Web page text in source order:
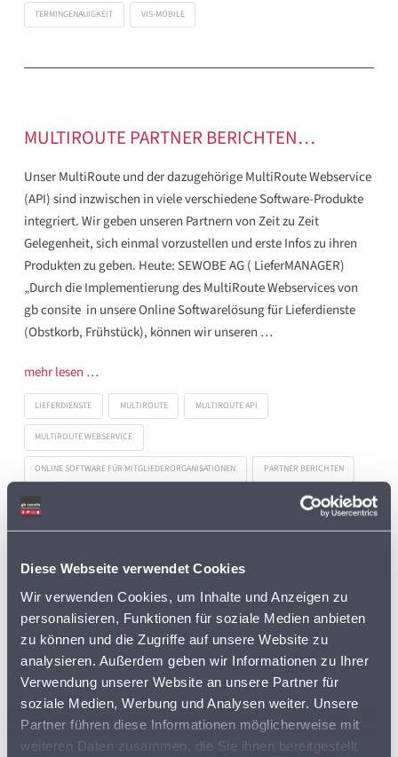
Diese Webseite verwendet Cookies
Wir verwenden Cookies, um Inhalte und Anzeigen zu
personalisieren, Funktionen für soziale Medien anbieten
zu können und die Zugriffe auf unsere Website zu
analysieren. Außerdem geben wir Informationen zu Ihrer
Verwendung unserer Website an unsere Partner für
soziale Medien, Werbung und Analysen weiter. Unsere
Partner führen diese Informationen möglicherweise mit
weiteren Daten zusammen, die Sie ihnen bereitgestellt
TERMINGENAUIGKEIT VIS-MOBILE
MULTIROUTE PARTNER BERICHTEN…
Unser MultiRoute und der dazugehörige MultiRoute Webservice
(API) sind inzwischen in viele verschiedene Software-Produkte
integriert. Wir geben unseren Partnern von Zeit zu Zeit
Gelegenheit, sich einmal vorzustellen und erste Infos zu ihren
Produkten zu geben. Heute: SEWOBE AG ( LieferMANAGER)
„Durch die Implementierung des MultiRoute Webservices von
gb consite in unsere Online Softwarelösung für Lieferdienste
(Obstkorb, Frühstück), können wir unseren …
mehr lesen …
LIEFERDIENSTE MULTIROUTE MULTIROUTE API
MULTIROUTE WEBSERVICE
ONLINE SOFTWARE FÜR MITGLIEDERORGANISATIONEN PARTNER BERICHTEN
ROUTEN FÜR LIEFERDIENSTE ROUTENPLANUNG
SEWOBE
Search
Aktuelles von gb consite